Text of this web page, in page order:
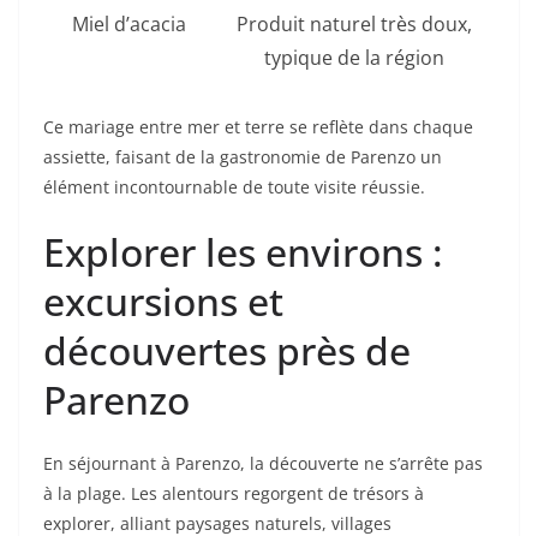
Miel d’acacia
Produit naturel très doux,
typique de la région
Ce mariage entre mer et terre se reflète dans chaque
assiette, faisant de la gastronomie de Parenzo un
élément incontournable de toute visite réussie.
Explorer les environs :
excursions et
découvertes près de
Parenzo
En séjournant à Parenzo, la découverte ne s’arrête pas
à la plage. Les alentours regorgent de trésors à
explorer, alliant paysages naturels, villages